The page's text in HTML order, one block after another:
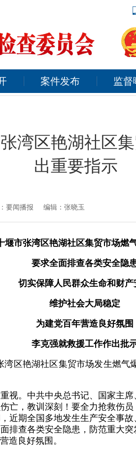
案件发布 监
湾区艳湖社区
出重要指示
要闻播报 编辑：张晓玉
堰市张湾区艳湖社区集贸市场燃
要求全面排查各类安全隐
切实保障人民群众生命和财产
维护社会大局稳定
为建党百年营造良好氛围
李克强就救援工作作出批
区艳湖社区集贸市场发生燃
视。中共中央总书记、国家主
亡，教训深刻！要全力抢救伤
近期全国多地发生生产安全事
排查各类安全隐患，防范重大
造良好氛围。